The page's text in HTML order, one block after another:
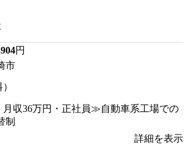
円
市
収36万円・正社員≫自動車系工場での
制
詳細を表示